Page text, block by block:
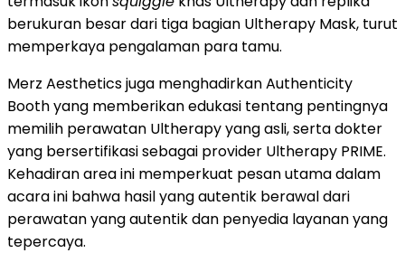
berukuran besar dari tiga bagian Ultherapy Mask, turut
memperkaya pengalaman para tamu.
Merz Aesthetics juga menghadirkan Authenticity
Booth yang memberikan edukasi tentang pentingnya
memilih perawatan Ultherapy yang asli, serta dokter
yang bersertifikasi sebagai provider Ultherapy PRIME.
Kehadiran area ini memperkuat pesan utama dalam
acara ini bahwa hasil yang autentik berawal dari
perawatan yang autentik dan penyedia layanan yang
tepercaya.